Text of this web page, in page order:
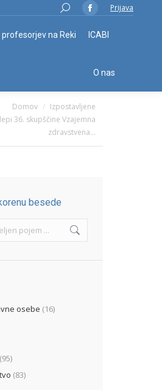
Search:
Facebook
page
new
window
Prijava
na Reki ICABI
O nas
Domov
Izpostavljene
36. skupščine Vzajemna
zdravstvena…
besede
osebe (16)
(95)
(83)